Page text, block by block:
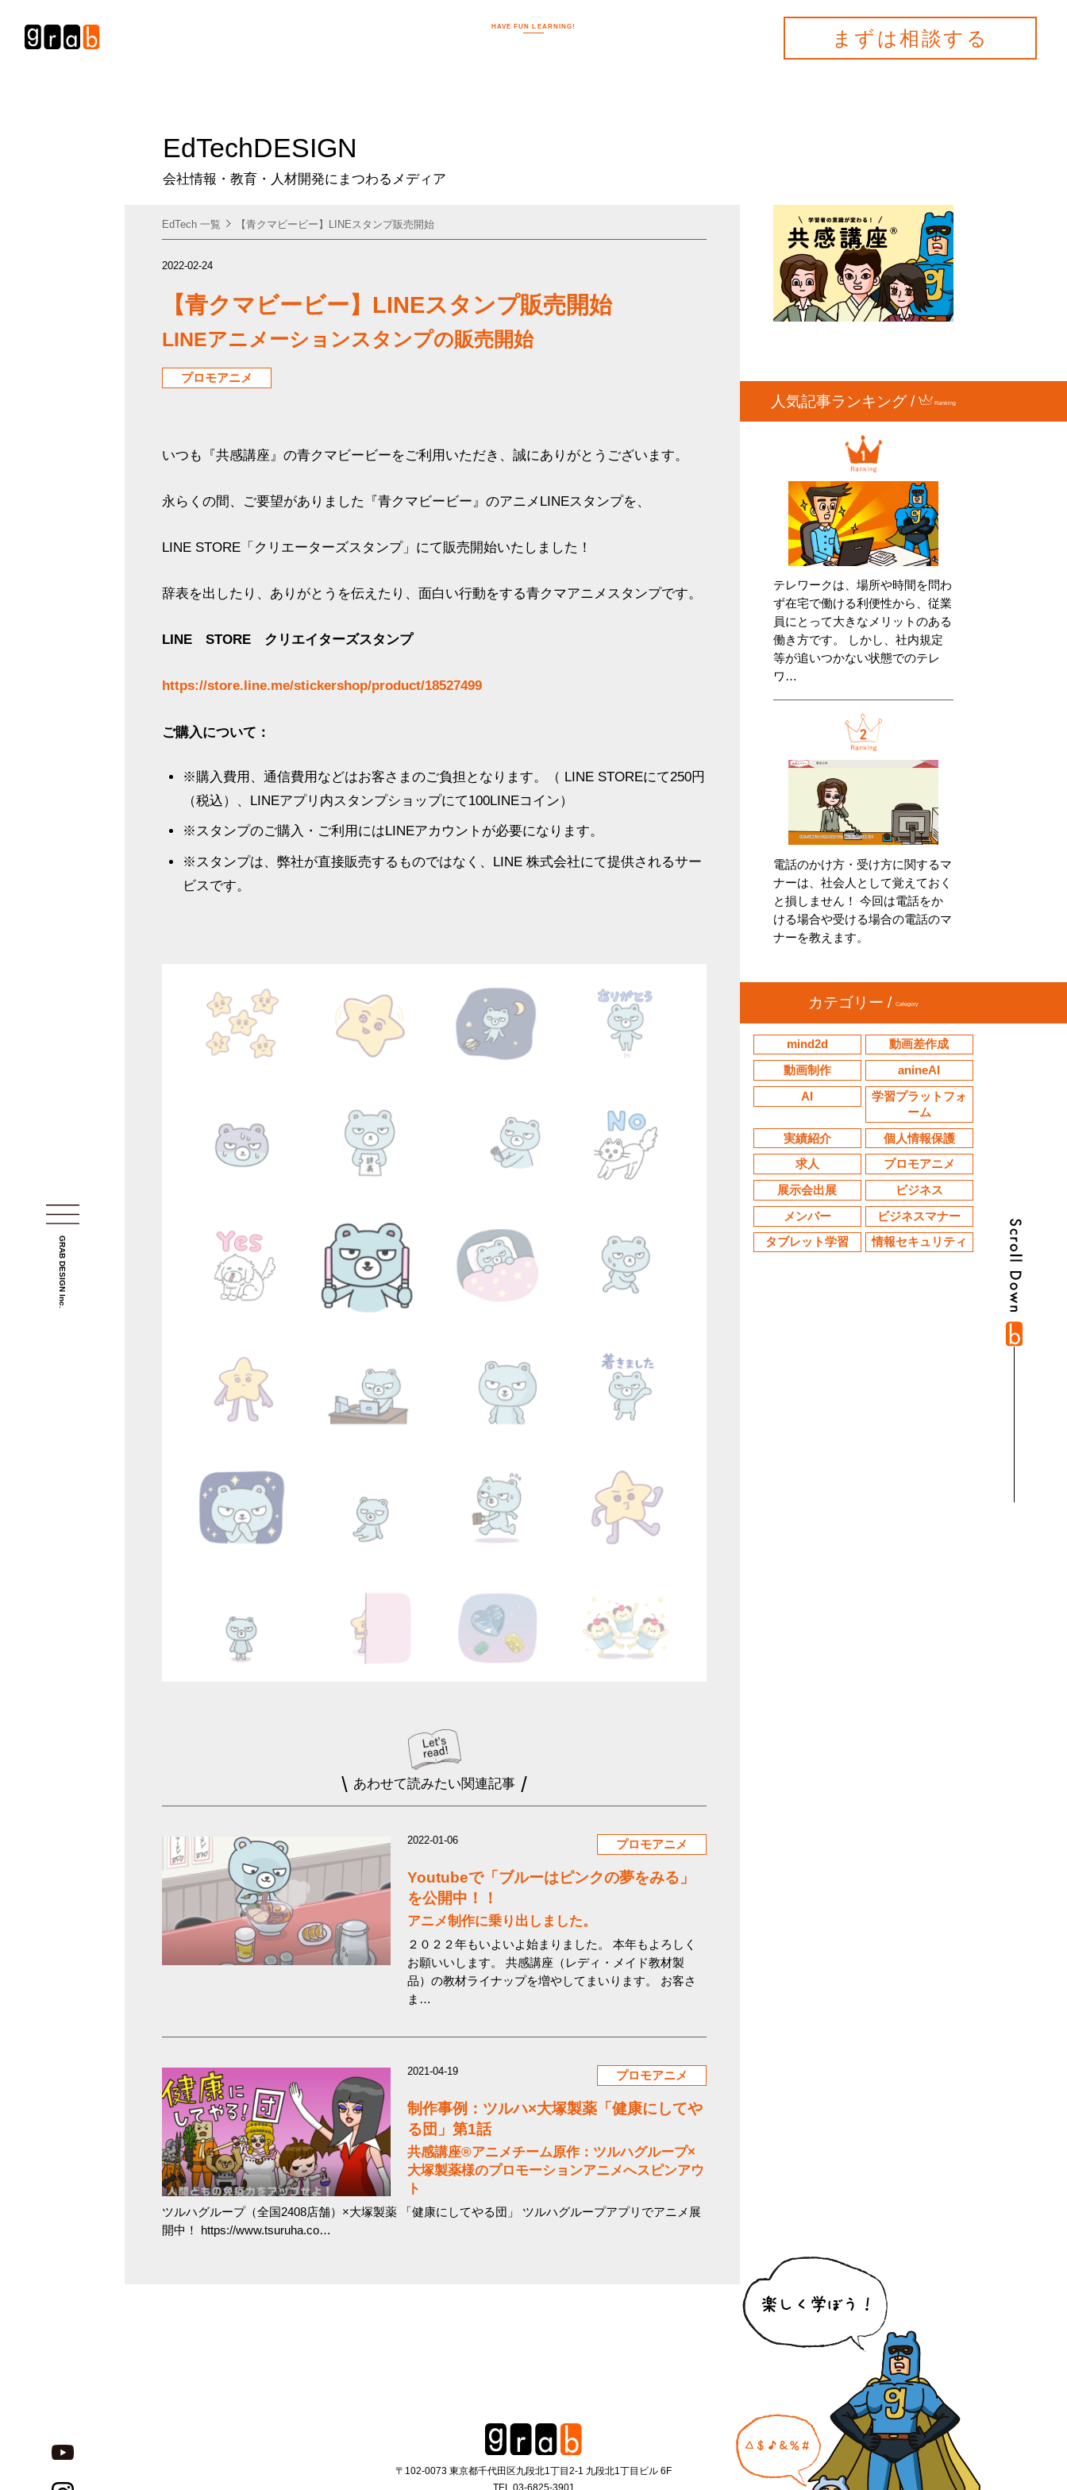
HAVE FUN LEARNING!
GRAB DESIGN Inc.
まずは相談する
EdTechDESIGN
会社情報・教育・人材開発にまつわるメディア
EdTech 一覧 【青クマビービー】LINEスタンプ販売開始
2022-02-24
【青クマビービー】LINEスタンプ販売開始
LINEアニメーションスタンプの販売開始
プロモアニメ
いつも『共感講座』の青クマビービーをご利用いただき、誠にありがとうございます。
永らくの間、ご要望がありました『青クマビービー』のアニメLINEスタンプを、
LINE STORE「クリエーターズスタンプ」にて販売開始いたしました！
辞表を出したり、ありがとうを伝えたり、面白い行動をする青クマアニメスタンプです。
LINE STORE クリエイターズスタンプ
https://store.line.me/stickershop/product/18527499
ご購入について：
※購入費用、通信費用などはお客さまのご負担となります。（ LINE STOREにて250円
（税込）、LINEアプリ内スタンプショップにて100LINEコイン）
※スタンプのご購入・ご利用にはLINEアカウントが必要になります。
※スタンプは、弊社が直接販売するものではなく、LINE 株式会社にて提供されるサー
ビスです。
あわせて読みたい関連記事
プロモアニメ
2022-01-06
Youtubeで「ブルーはピンクの夢をみる」
を公開中！！
アニメ制作に乗り出しました。
２０２２年もいよいよ始まりました。 本年もよろしく
お願いいします。 共感講座（レディ・メイド教材製
品）の教材ライナップを増やしてまいります。 お客さ
ま…
プロモアニメ
2021-04-19
制作事例：ツルハ×大塚製薬「健康にしてや
る団」第1話
共感講座®アニメチーム原作：ツルハグループ×
大塚製薬様のプロモーションアニメへスピンアウ
ト
ツルハグループ（全国2408店舗）×大塚製薬 「健康にしてやる団」 ツルハグループアプリでアニメ展
開中！ https://www.tsuruha.co…
人気記事ランキング / Ranking
テレワークは、場所や時間を問わ
ず在宅で働ける利便性から、従業
員にとって大きなメリットのある
働き方です。 しかし、社内規定
等が追いつかない状態でのテレ
ワ…
電話のかけ方・受け方に関するマ
ナーは、社会人として覚えておく
と損しません！ 今回は電話をか
ける場合や受ける場合の電話のマ
ナーを教えます。
カテゴリー / Category
mind2d 動画差作成
動画制作 anineAI
AI
学習プラットフォ
ーム
実績紹介 個人情報保護
求人 プロモアニメ
展示会出展 ビジネス
メンバー ビジネスマナー
タブレット学習 情報セキュリティ
〒102-0073 東京都千代田区九段北1丁目2-1 九段北1丁目ビル 6F
TEL. 03-6825-3901